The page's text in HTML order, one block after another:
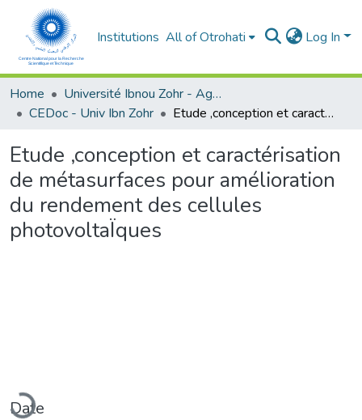
Institutions All of Otrohati Log In
Home
Université Ibnou Zohr - Agadir
CEDoc - Univ Ibn Zohr
Etude ,conception et caractérisation de métasurfaces pour amélioration du rendement des cellules photovoltaÏques
Etude ,conception et caractérisation
de métasurfaces pour amélioration
du rendement des cellules
photovoltaÏques
Date